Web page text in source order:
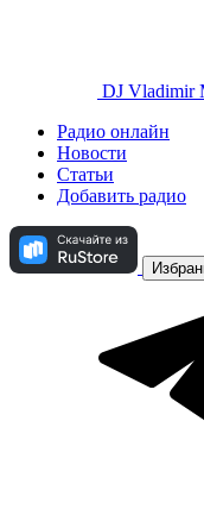
DJ Vladimir
Радио онлайн
Новости
Статьи
Добавить радио